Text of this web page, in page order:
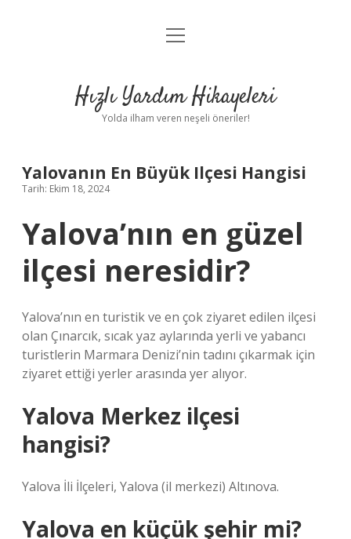
Anasayfa
Yasal Uyarı
menüyü
Hızlı Yardım Hikayeleri
Yolda ilham veren neşeli öneriler!
Yalovanın En Büyük Ilçesi Hangisi
Tarih: Ekim 18, 2024
Yalova’nın en güzel
ilçesi neresidir?
Yalova’nın en turistik ve en çok ziyaret edilen ilçesi
olan Çınarcık, sıcak yaz aylarında yerli ve yabancı
turistlerin Marmara Denizi’nin tadını çıkarmak için
ziyaret ettiği yerler arasında yer alıyor.
Yalova Merkez ilçesi
hangisi?
Yalova İli İlçeleri, Yalova (il merkezi) Altınova.
Yalova en küçük şehir mi?